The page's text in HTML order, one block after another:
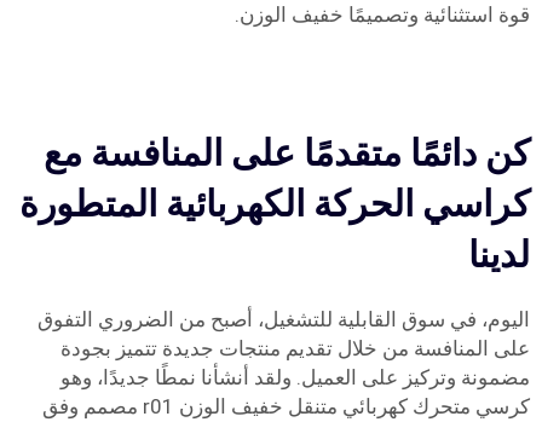
قوة استثنائية وتصميمًا خفيف الوزن.
كن دائمًا متقدمًا على المنافسة مع
كراسي الحركة الكهربائية المتطورة
لدينا
اليوم، في سوق القابلية للتشغيل، أصبح من الضروري التفوق
على المنافسة من خلال تقديم منتجات جديدة تتميز بجودة
مضمونة وتركيز على العميل. ولقد أنشأنا نمطًا جديدًا، وهو
كرسي متحرك كهربائي متنقل خفيف الوزن r01 مصمم وفق